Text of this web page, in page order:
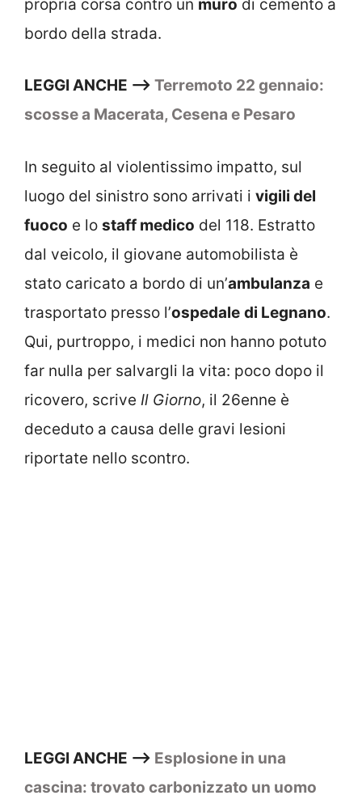
propria corsa contro un muro di cemento a
bordo della strada.
LEGGI ANCHE —> Terremoto 22 gennaio:
scosse a Macerata, Cesena e Pesaro
In seguito al violentissimo impatto, sul
luogo del sinistro sono arrivati i vigili del
fuoco e lo staff medico del 118. Estratto
dal veicolo, il giovane automobilista è
stato caricato a bordo di un’ambulanza e
trasportato presso l’ospedale di Legnano.
Qui, purtroppo, i medici non hanno potuto
far nulla per salvargli la vita: poco dopo il
ricovero, scrive Il Giorno, il 26enne è
deceduto a causa delle gravi lesioni
riportate nello scontro.
LEGGI ANCHE —> Esplosione in una
cascina: trovato carbonizzato un uomo